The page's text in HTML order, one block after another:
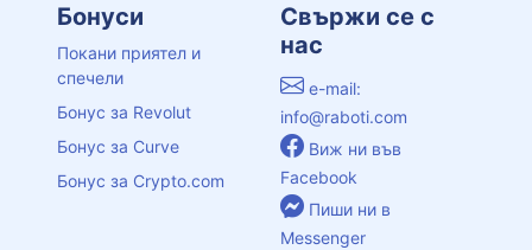
Бонуси
Покани приятел и
спечели
Бонус за Revolut
Бонус за Curve
Бонус за Crypto.com
Свържи се с
нас
e-mail:
info@raboti.com
Виж ни във
Facebook
Пиши ни в
Messenger